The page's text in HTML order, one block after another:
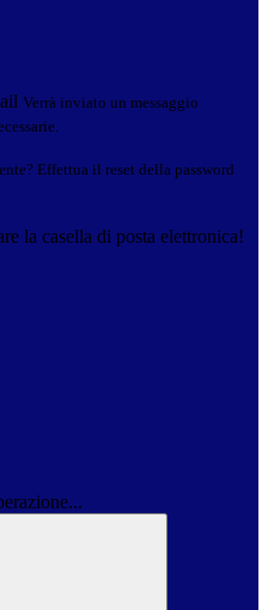
Verrà inviato un messaggio
Effettua il reset della password
la casella di posta elettronica!